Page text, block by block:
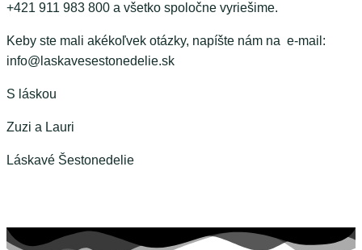
+421 911 983 800 a všetko spoločne vyriešime.
Keby ste mali akékoľvek otázky, napíšte nám na e-mail:
info@laskavesestonedelie.sk
S láskou
Zuzi a Lauri
Láskavé Šestonedelie